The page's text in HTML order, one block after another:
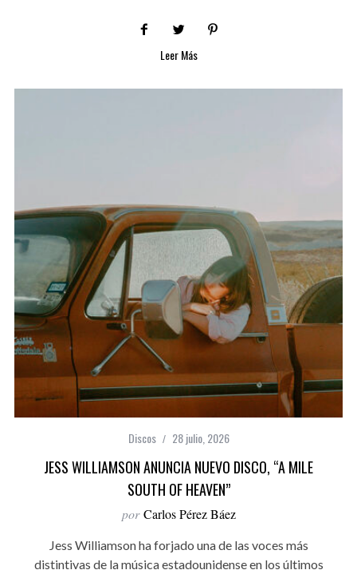
Leer Más
Discos 28 julio, 2026
JESS WILLIAMSON ANUNCIA NUEVO DISCO, “A MILE
SOUTH OF HEAVEN”
por Carlos Pérez Báez
Jess Williamson ha forjado una de las voces más
distintivas de la música estadounidense en los últimos